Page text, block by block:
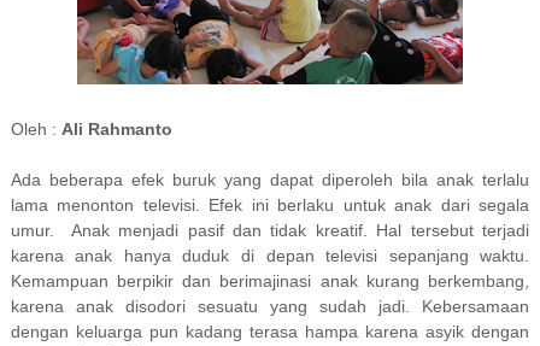
Oleh : Ali Rahmanto
Ada beberapa efek buruk yang dapat diperoleh bila anak terlalu
lama menonton televisi. Efek ini berlaku untuk anak dari segala
umur. Anak menjadi pasif dan tidak kreatif. Hal tersebut terjadi
karena anak hanya duduk di depan televisi sepanjang waktu.
Kemampuan berpikir dan berimajinasi anak kurang berkembang,
karena anak disodori sesuatu yang sudah jadi. Kebersamaan
dengan keluarga pun kadang terasa hampa karena asyik dengan